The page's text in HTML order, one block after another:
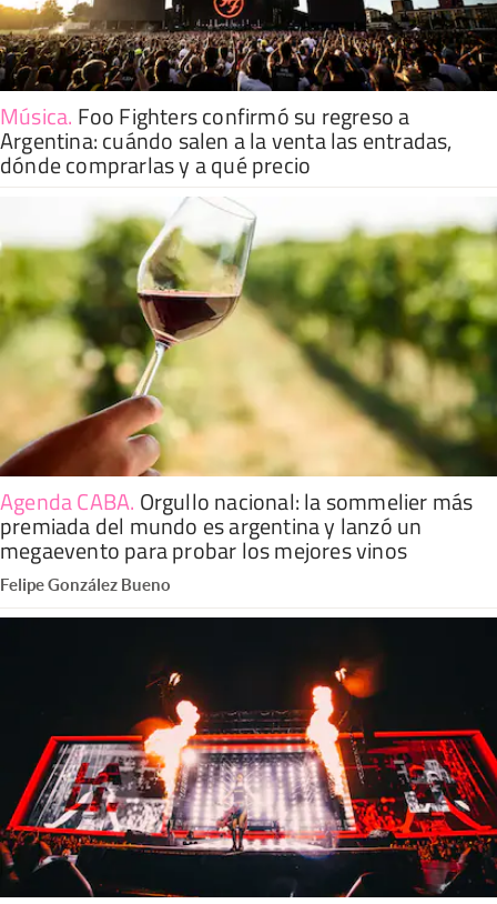
Música. Foo Fighters confirmó su regreso a
Argentina: cuándo salen a la venta las entradas,
dónde comprarlas y a qué precio
Agenda CABA. Orgullo nacional: la sommelier más
premiada del mundo es argentina y lanzó un
megaevento para probar los mejores vinos
Felipe González Bueno